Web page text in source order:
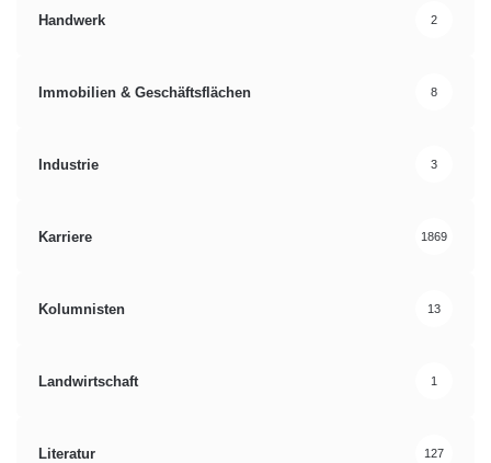
Handwerk 2
Immobilien & Geschäftsflächen 8
Industrie 3
Karriere 1869
Kolumnisten 13
Landwirtschaft 1
Literatur 127